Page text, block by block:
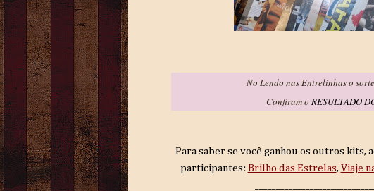
No Lendo nas Entrelinhas o
Confiram o RESULTADO
Para saber se você ganhou os outros kits,
participantes: Brilho das Estrelas, Viaje